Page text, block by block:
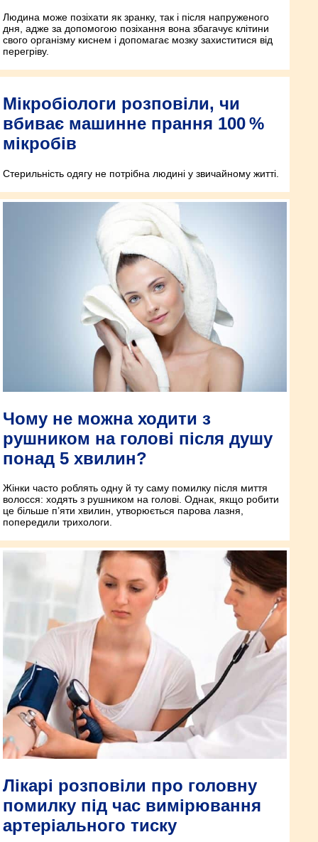
Людина може позіхати як зранку, так і після напруженого
дня, адже за допомогою позіхання вона збагачує клітини
свого організму киснем і допомагає мозку захиститися від
перегріву.
Мікробіологи розповіли, чи
вбиває машинне прання 100 %
мікробів
Стерильність одягу не потрібна людині у звичайному житті.
Чому не можна ходити з
рушником на голові після душу
понад 5 хвилин?
Жінки часто роблять одну й ту саму помилку після миття
волосся: ходять з рушником на голові. Однак, якщо робити
це більше п’яти хвилин, утворюється парова лазня,
попередили трихологи.
Лікарі розповіли про головну
помилку під час вимірювання
артеріального тиску